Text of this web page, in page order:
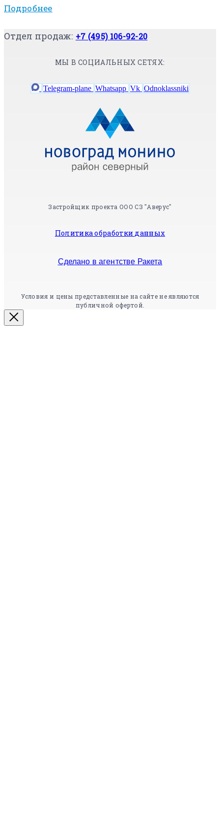
Подробнее
Отдел продаж: +7 (495) 106-92-20
МЫ В СОЦИАЛЬНЫХ СЕТЯХ:
Telegram-plane Whatsapp Vk Odnoklassniki
Застройщик проекта ООО СЗ "Аверус"
Политика обработки данных
Сделано в агентстве Ракета
Условия и цены представленные на сайте не являются
публичной офертой.